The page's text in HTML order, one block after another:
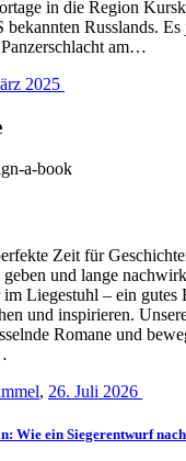
in die Region
bekannten Russlands. Es
am…
2025
Zeit für
und lange
Liegestuhl – ein gutes
und inspirieren.
Romane und
, 26. Juli 2026
Wie ein Siegerentwurf